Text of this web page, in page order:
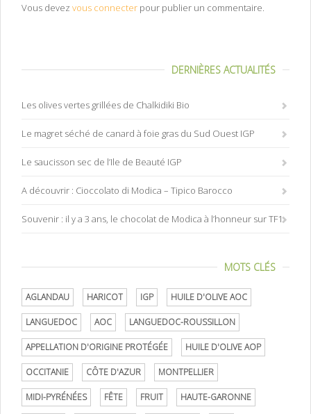
Vous devez vous connecter pour publier un commentaire.
DERNIÈRES ACTUALITÉS
Les olives vertes grillées de Chalkidiki Bio
Le magret séché de canard à foie gras du Sud Ouest IGP
Le saucisson sec de l’Ile de Beauté IGP
A découvrir : Cioccolato di Modica – Tipico Barocco
Souvenir : il y a 3 ans, le chocolat de Modica à l’honneur sur TF1
MOTS CLÉS
AGLANDAU HARICOT IGP HUILE D'OLIVE AOC
LANGUEDOC AOC LANGUEDOC-ROUSSILLON
APPELLATION D'ORIGINE PROTÉGÉE HUILE D'OLIVE AOP
OCCITANIE CÔTE D'AZUR MONTPELLIER
MIDI-PYRÉNÉES FÊTE FRUIT HAUTE-GARONNE